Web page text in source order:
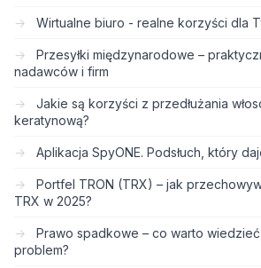
Wirtualne biuro - realne korzyści dla
Przesyłki międzynarodowe –
nadawców i firm
Jakie są korzyści z przedłużania
keratynową?
Aplikacja SpyONE. Podsłuch, który
Portfel TRON (TRX) – jak
TRX w 2025?
Prawo spadkowe – co warto
problem?